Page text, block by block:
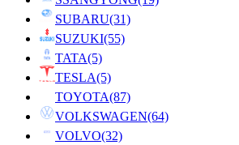
SUBARU(31)
SUZUKI(55)
TATA(5)
TESLA(5)
TOYOTA(87)
VOLKSWAGEN(64)
VOLVO(32)